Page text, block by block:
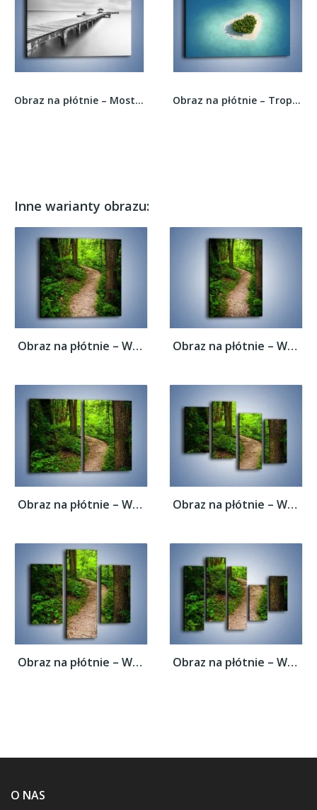
Obraz na płótnie – Most w sepii –... Obraz na płótnie – Tropikalna wyspa miłości –...
Inne warianty obrazu:
Obraz na płótnie – Wąską ścieżką leśną –... Obraz na płótnie – Wąską ścieżką leśną –...
Obraz na płótnie – Wąską ścieżką leśną –... Obraz na płótnie – Wąską ścieżką leśną –...
Obraz na płótnie – Wąską ścieżką leśną –... Obraz na płótnie – Wąską ścieżką leśną –...
O NAS